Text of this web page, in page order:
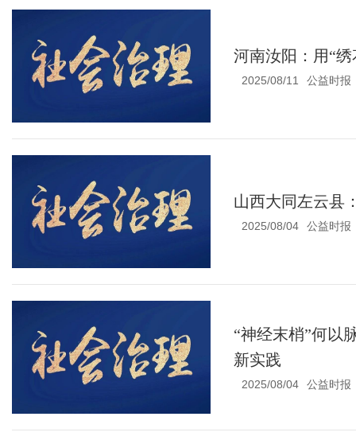
河南汝阳：用“
2025/08/11 公益时报
山西大同左云县
2025/08/04 公益时报
“神经末梢”何以
新实践
2025/08/04 公益时报